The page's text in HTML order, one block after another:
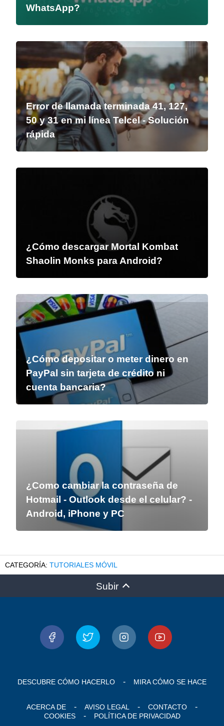
WhatsApp?
Error de llamada terminada 41, 127,
50 y 31 en mi línea Telcel - Solución
rápida
¿Cómo descargar Mortal Kombat
Shaolin Monks para Android?
¿Cómo depositar o meter dinero en
PayPal sin tarjeta de crédito ni
cuenta bancaria?
¿Como cambiar la contraseña de
Hotmail - Outlook desde el celular? -
Android, iPhone y PC
TUTORIALES MÓVIL
Subir
DESCUBRE CÓMO HACERLO MIRA CÓMO SE HACE
ACERCA DE AVISO LEGAL
CONTACTO
COOKIES
POLÍTICA DE PRIVACIDAD